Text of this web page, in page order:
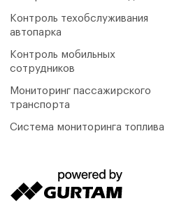
Контроль техобслуживания
автопарка
Контроль мобильных
сотрудников
Мониторинг пассажирского
транспорта
Система мониторинга топлива